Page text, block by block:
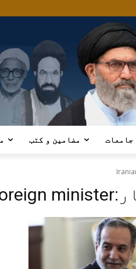
جامعات مضامین و کتب
minister